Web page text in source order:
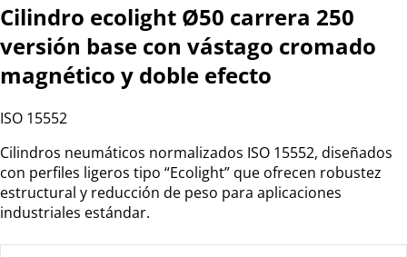
Cilindro ecolight Ø50 carrera 250
versión base con vástago cromado
magnético y doble efecto
ISO 15552
Cilindros neumáticos normalizados ISO 15552, diseñados
con perfiles ligeros tipo “Ecolight” que ofrecen robustez
estructural y reducción de peso para aplicaciones
industriales estándar.